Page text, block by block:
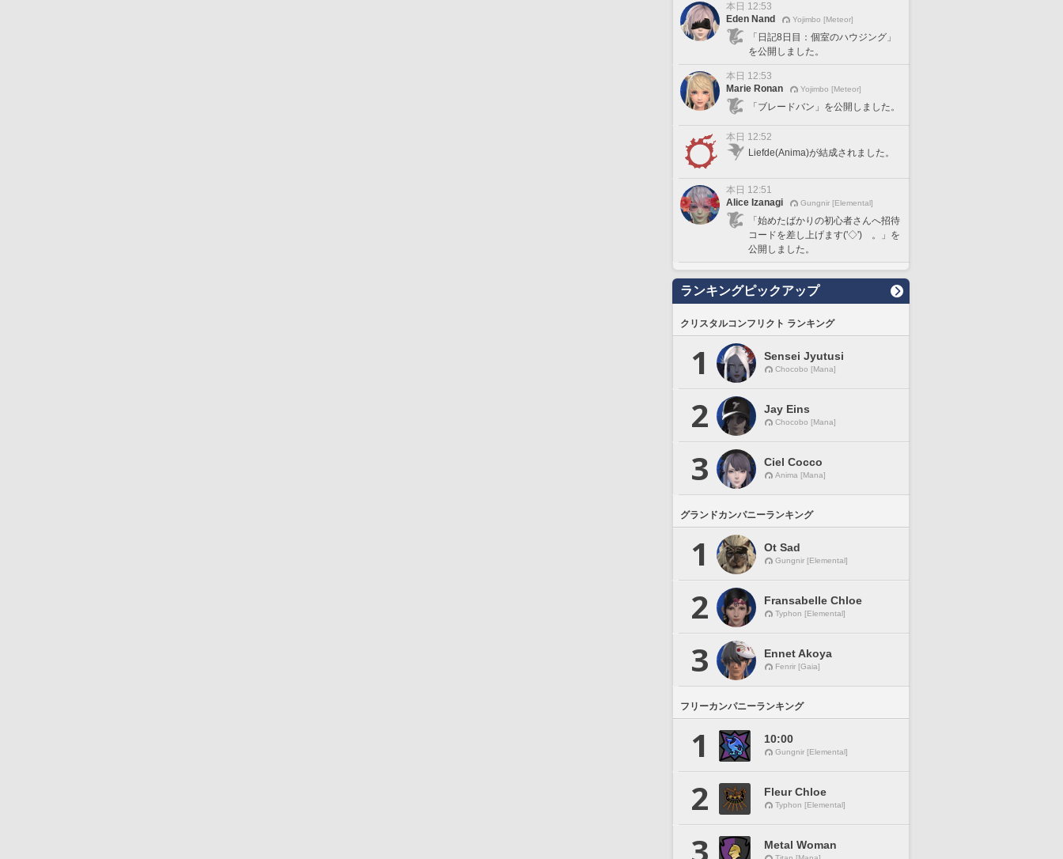
本日 12:53
Eden Nand
Yojimbo [Meteor]
「日記8日目：個室のハウジング」
を公開しました。
本日 12:53
Marie Ronan
Yojimbo [Meteor]
「ブレードバン」を公開しました。
本日 12:52
Liefde(Anima)が結成されました。
本日 12:51
Alice Izanagi
Gungnir [Elemental]
「始めたばかりの初心者さんへ招待
コードを差し上げます('◇')ゞ。」を
公開しました。
ランキングピックアップ
クリスタルコンフリクト ランキング
1 Sensei Jyutusi
Chocobo [Mana]
2 Jay Eins
Chocobo [Mana]
3 Ciel Cocco
Anima [Mana]
グランドカンパニーランキング
1 Ot Sad
Gungnir [Elemental]
2 Fransabelle Chloe
Typhon [Elemental]
3 Ennet Akoya
Fenrir [Gaia]
フリーカンパニーランキング
1 10:00
Gungnir [Elemental]
2 Fleur Chloe
Typhon [Elemental]
Metal Woman